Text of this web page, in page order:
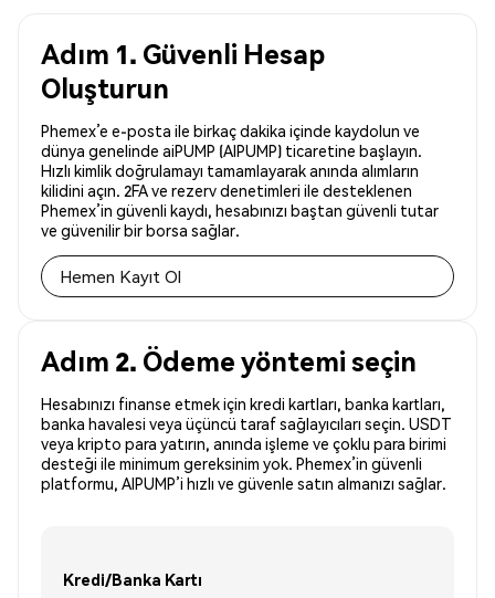
Adım 1. Güvenli Hesap
Oluşturun
Phemex’e e-posta ile birkaç dakika içinde kaydolun ve
dünya genelinde aiPUMP (AIPUMP) ticaretine başlayın.
Hızlı kimlik doğrulamayı tamamlayarak anında alımların
kilidini açın. 2FA ve rezerv denetimleri ile desteklenen
Phemex’in güvenli kaydı, hesabınızı baştan güvenli tutar
ve güvenilir bir borsa sağlar.
Hemen Kayıt Ol
Adım 2. Ödeme yöntemi seçin
Hesabınızı finanse etmek için kredi kartları, banka kartları,
banka havalesi veya üçüncü taraf sağlayıcıları seçin. USDT
veya kripto para yatırın, anında işleme ve çoklu para birimi
desteği ile minimum gereksinim yok. Phemex’in güvenli
platformu, AIPUMP’i hızlı ve güvenle satın almanızı sağlar.
Kredi/Banka Kartı